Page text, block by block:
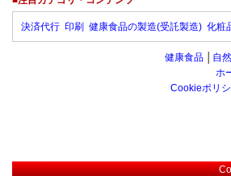
決済代行 印刷 健康食品の製造(受託製造) 化粧
健康食品 自
ホ
Cookieポリ